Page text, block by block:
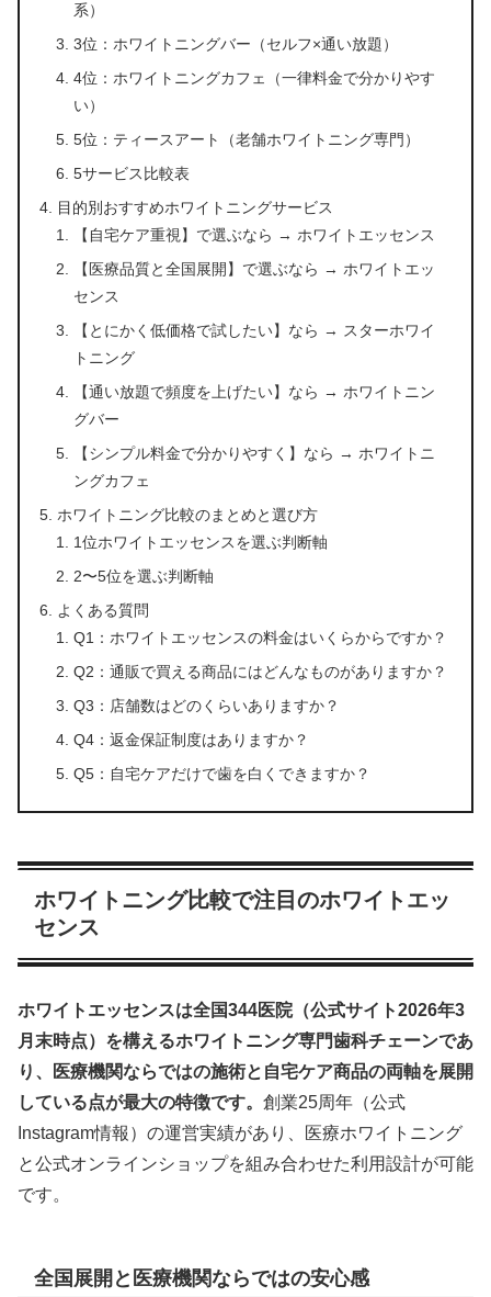
系）
3位：ホワイトニングバー（セルフ×通い放題）
4位：ホワイトニングカフェ（一律料金で分かりやす
い）
5位：ティースアート（老舗ホワイトニング専門）
5サービス比較表
目的別おすすめホワイトニングサービス
【自宅ケア重視】で選ぶなら → ホワイトエッセンス
【医療品質と全国展開】で選ぶなら → ホワイトエッ
センス
【とにかく低価格で試したい】なら → スターホワイ
トニング
【通い放題で頻度を上げたい】なら → ホワイトニン
グバー
【シンプル料金で分かりやすく】なら → ホワイトニ
ングカフェ
ホワイトニング比較のまとめと選び方
1位ホワイトエッセンスを選ぶ判断軸
2〜5位を選ぶ判断軸
よくある質問
Q1：ホワイトエッセンスの料金はいくらからですか？
Q2：通販で買える商品にはどんなものがありますか？
Q3：店舗数はどのくらいありますか？
Q4：返金保証制度はありますか？
Q5：自宅ケアだけで歯を白くできますか？
ホワイトニング比較で注目のホワイトエッ
センス
ホワイトエッセンスは全国344医院（公式サイト2026年3
月末時点）を構えるホワイトニング専門歯科チェーンであ
り、医療機関ならではの施術と自宅ケア商品の両軸を展開
している点が最大の特徴です。 創業25周年（公式
Instagram情報）の運営実績があり、医療ホワイトニング
と公式オンラインショップを組み合わせた利用設計が可能
です。
全国展開と医療機関ならではの安心感